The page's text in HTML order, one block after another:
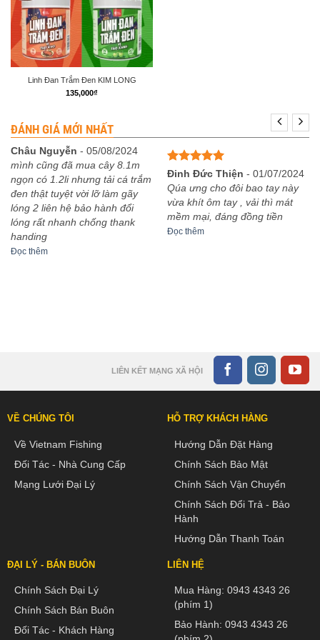
Linh Đan Trắm Đen KIM LONG
135,000₫
ĐÁNH GIÁ MỚI NHẤT
Châu Nguyễn - 05/08/2024
mình cũng đã mua cây 8.1m
ngọn có 1.2li nhưng tải cá trắm
đen thật tuyệt vời lỡ làm gãy
lóng 2 liên hệ bảo hành đổi
lóng rất nhanh chống thank
handing
Đọc thêm
Được xếp
hạng
sao
Đinh Đức Thiện - 01/07/2024
Qúa ưng cho đôi bao tay này
vừa khít ôm tay , vải thì mát
mềm mại, đáng đồng tiền
Đọc thêm
LIÊN KẾT MẠNG XÃ HỘI
VỀ CHÚNG TÔI
Về Vietnam Fishing
Đối Tác - Nhà Cung Cấp
Mạng Lưới Đại Lý
HỖ TRỢ KHÁCH HÀNG
Hướng Dẫn Đặt Hàng
Chính Sách Bảo Mật
Chính Sách Vận Chuyển
Chính Sách Đổi Trả - Bảo
Hành
Hướng Dẫn Thanh Toán
ĐẠI LÝ - BÁN BUÔN
Chính Sách Đại Lý
Chính Sách Bán Buôn
Đối Tác - Khách Hàng
LIÊN HỆ
Mua Hàng: 0943 4343 26
(phím 1)
Bảo Hành: 0943 4343 26